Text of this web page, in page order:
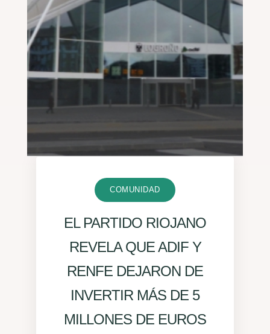
COMUNIDAD
EL PARTIDO RIOJANO
REVELA QUE ADIF Y
RENFE DEJARON DE
INVERTIR MÁS DE 5
MILLONES DE EUROS